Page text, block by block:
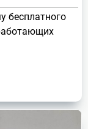
бесплатного